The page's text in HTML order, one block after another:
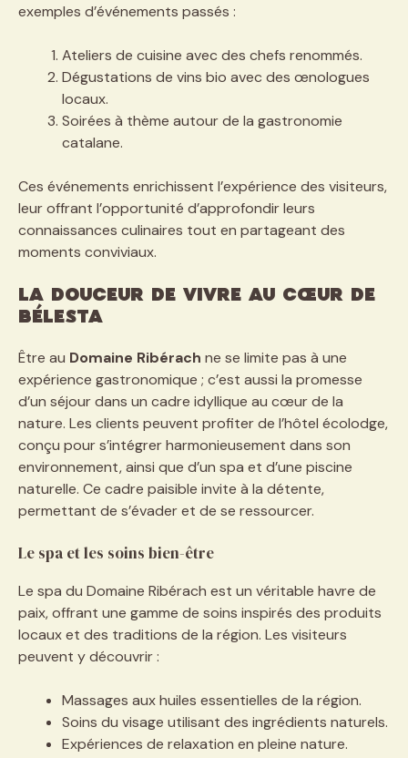
exemples d’événements passés :
Ateliers de cuisine avec des chefs renommés.
Dégustations de vins bio avec des œnologues
locaux.
Soirées à thème autour de la gastronomie
catalane.
Ces événements enrichissent l’expérience des visiteurs,
leur offrant l’opportunité d’approfondir leurs
connaissances culinaires tout en partageant des
moments conviviaux.
La douceur de vivre au cœur de
Bélesta
Être au Domaine Ribérach ne se limite pas à une
expérience gastronomique ; c’est aussi la promesse
d’un séjour dans un cadre idyllique au cœur de la
nature. Les clients peuvent profiter de l’hôtel écolodge,
conçu pour s’intégrer harmonieusement dans son
environnement, ainsi que d’un spa et d’une piscine
naturelle. Ce cadre paisible invite à la détente,
permettant de s’évader et de se ressourcer.
Le spa et les soins bien-être
Le spa du Domaine Ribérach est un véritable havre de
paix, offrant une gamme de soins inspirés des produits
locaux et des traditions de la région. Les visiteurs
peuvent y découvrir :
Massages aux huiles essentielles de la région.
Soins du visage utilisant des ingrédients naturels.
Expériences de relaxation en pleine nature.